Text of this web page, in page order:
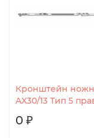
Кронштейн
AX30/13 Тип 5
0 ₽